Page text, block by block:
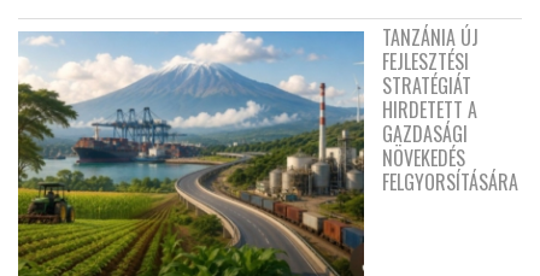
TANZÁNIA ÚJ
FEJLESZTÉSI
STRATÉGIÁT
HIRDETETT A
GAZDASÁGI
NÖVEKEDÉS
FELGYORSÍTÁSÁRA